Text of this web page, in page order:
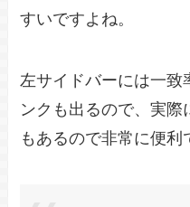
すいですよね。
左サイドバーには一致
ンクも出るので、実際
もあるので非常に便利